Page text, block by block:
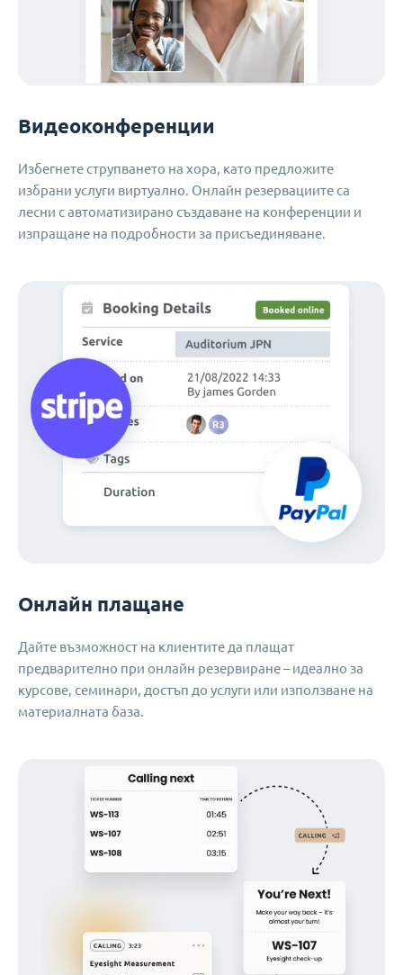
Видеоконференции
Избегнете струпването на хора, като предложите
избрани услуги виртуално. Онлайн резервациите са
лесни с автоматизирано създаване на конференции и
изпращане на подробности за присъединяване.
Онлайн плащане
Дайте възможност на клиентите да плащат
предварително при онлайн резервиране – идеално за
курсове, семинари, достъп до услуги или използване на
материалната база.